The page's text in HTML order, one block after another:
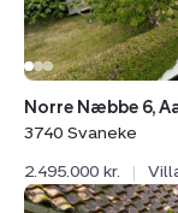
Norre Næbbe 6,
3740 Svaneke
2.495.000 kr.
|
Villa: